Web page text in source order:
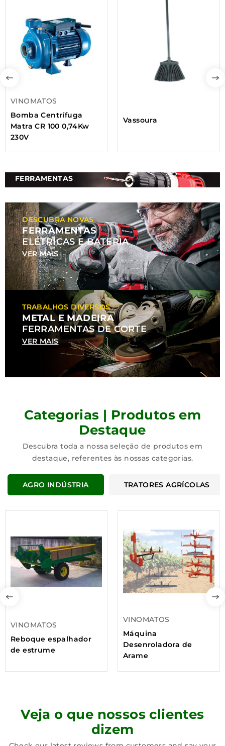
VINOMATOS
Bomba Centrífuga
Matra CR 100 0,74Kw
230V
Vassoura
FERRAMENTAS
DESCUBRA NOVAS
FERRAMENTAS
ELÉTRICAS E BATERIA
VER MAIS
TRABALHOS DIVERSOS
METAL E MADEIRA
FERRAMENTAS DE CORTE
VER MAIS
Categorias | Produtos em
Destaque
Descubra toda a nossa seleção de produtos em
destaque, referentes às nossas categorias.
AGRO INDÚSTRIA TRATORES AGRÍCOLAS
VINOMATOS
Reboque espalhador
de estrume
VINOMATOS
Máquina
Desenroladora de
Arame
Veja o que nossos clientes
dizem